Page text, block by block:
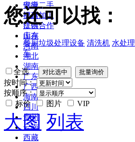
安徽
福建
江西
山东
河南
湖北
湖南
广东
广西
海南
四川
贵州
云南
西藏
供应二手
提供加工
提供合作
库存
您还可以找：
餐厨垃圾处理设备 清洗机 水处理
车
全选
按时间：
按顺序：
标价
图片 VIP
大图 列表